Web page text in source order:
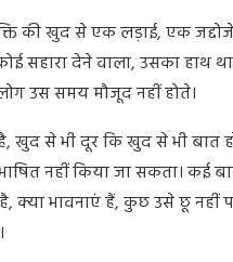
खुद से एक लड़ाई, एक
सहारा देने वाला, उसका हाथ
उस समय मौजूद नहीं होते।
खुद से भी दूर कि खुद से भी बात
नहीं किया जा सकता। कई
भावनाएं हैं, कुछ उसे छू नहीं